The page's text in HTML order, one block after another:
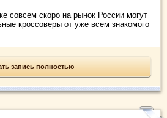
совсем скоро на рынок России могут
кроссоверы от уже всем знакомого
запись полностью